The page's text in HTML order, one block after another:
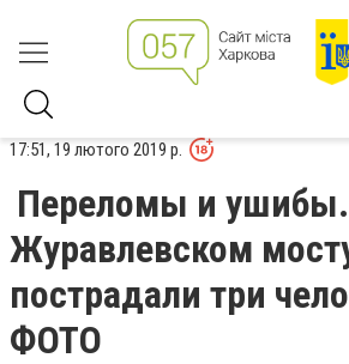
17:51, 19 лютого 2019 р.
Переломы и
Журавлевском
пострадали три
ФОТО